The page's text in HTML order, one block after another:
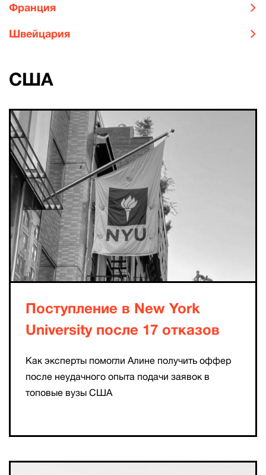
Франция
Швейцария
США
Поступление в New York
University после 17 отказов
Как эксперты помогли Алине получить оффер
после неудачного опыта подачи заявок в
топовые вузы США